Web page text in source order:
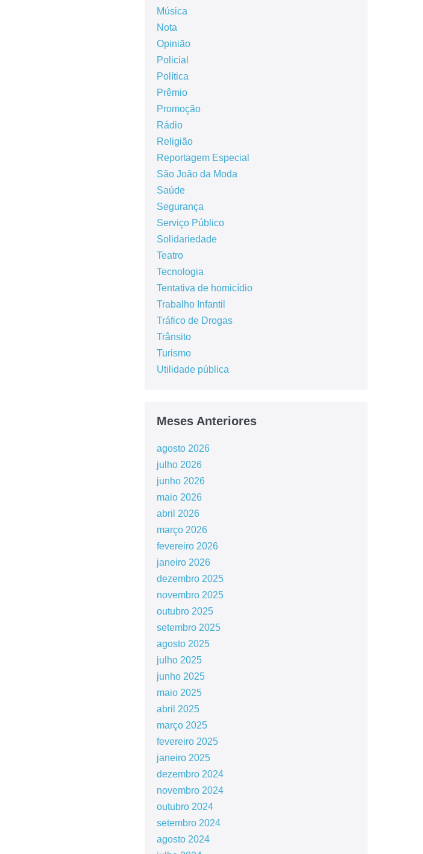
Música
Nota
Opinião
Policial
Política
Prêmio
Promoção
Rádio
Religião
Reportagem Especial
São João da Moda
Saúde
Segurança
Serviço Público
Solidariedade
Teatro
Tecnologia
Tentativa de homicídio
Trabalho Infantil
Tráfico de Drogas
Trânsito
Turismo
Utilidade pública
Meses Anteriores
agosto 2026
julho 2026
junho 2026
maio 2026
abril 2026
março 2026
fevereiro 2026
janeiro 2026
dezembro 2025
novembro 2025
outubro 2025
setembro 2025
agosto 2025
julho 2025
junho 2025
maio 2025
abril 2025
março 2025
fevereiro 2025
janeiro 2025
dezembro 2024
novembro 2024
outubro 2024
setembro 2024
agosto 2024